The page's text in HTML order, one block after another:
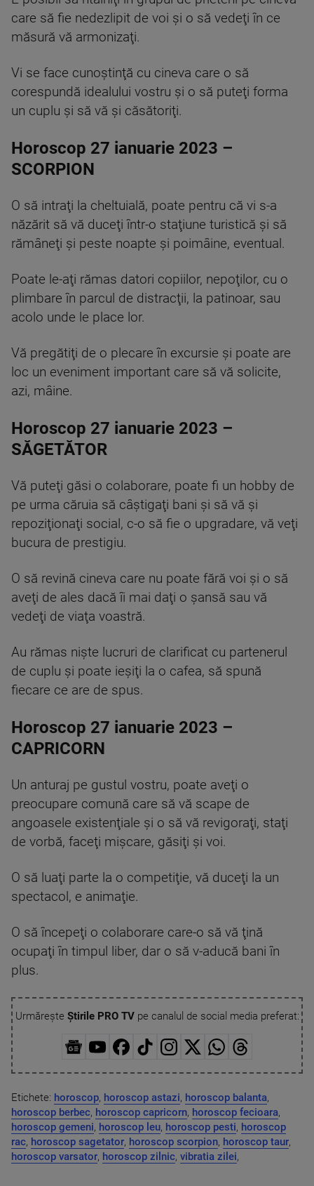
care să fie nedezlipit de voi şi o să vedeţi în ce
măsură vă armonizaţi.
Vi se face cunoştinţă cu cineva care o să
corespundă idealului vostru şi o să puteţi forma
un cuplu şi să vă şi căsătoriţi.
Horoscop 27 ianuarie 2023 –
SCORPION
O să intraţi la cheltuială, poate pentru că vi s-a
năzărit să vă duceţi într-o staţiune turistică şi să
rămâneţi şi peste noapte şi poimâine, eventual.
Poate le-aţi rămas datori copiilor, nepoţilor, cu o
plimbare în parcul de distracţii, la patinoar, sau
acolo unde le place lor.
Vă pregătiţi de o plecare în excursie şi poate are
loc un eveniment important care să vă solicite,
azi, mâine.
Horoscop 27 ianuarie 2023 –
SĂGETĂTOR
Vă puteţi găsi o colaborare, poate fi un hobby de
pe urma căruia să câştigaţi bani şi să vă şi
repoziţionaţi social, c-o să fie o upgradare, vă veţi
bucura de prestigiu.
O să revină cineva care nu poate fără voi şi o să
aveţi de ales dacă îi mai daţi o şansă sau vă
vedeţi de viaţa voastră.
Au rămas nişte lucruri de clarificat cu partenerul
de cuplu şi poate ieşiţi la o cafea, să spună
fiecare ce are de spus.
Horoscop 27 ianuarie 2023 –
CAPRICORN
Un anturaj pe gustul vostru, poate aveţi o
preocupare comună care să vă scape de
angoasele existenţiale şi o să vă revigoraţi, staţi
de vorbă, faceţi mişcare, găsiţi şi voi.
O să luaţi parte la o competiţie, vă duceţi la un
spectacol, e animaţie.
O să începeţi o colaborare care-o să vă ţină
ocupaţi în timpul liber, dar o să v-aducă bani în
plus.
Urmărește Știrile PRO TVpe canalul de social media preferat:
Etichete: horoscop, horoscop astazi, horoscop balanta,
horoscop berbec, horoscop capricorn, horoscop fecioara,
horoscop gemeni, horoscop leu, horoscop pesti, horoscop
rac, horoscop sagetator, horoscop scorpion, horoscop taur,
horoscop varsator, horoscop zilnic, vibratia zilei,